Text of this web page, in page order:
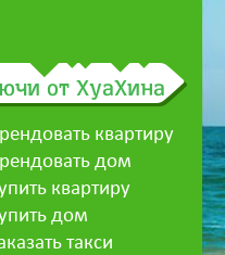
от ХуаХина
квартиру
дом
квартиру
дом
такси